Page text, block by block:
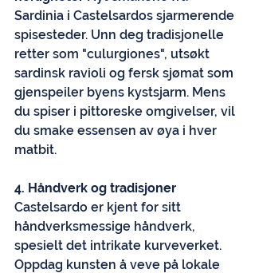
Sardinia i Castelsardos sjarmerende
spisesteder. Unn deg tradisjonelle
retter som "culurgiones", utsøkt
sardinsk ravioli og fersk sjømat som
gjenspeiler byens kystsjarm. Mens
du spiser i pittoreske omgivelser, vil
du smake essensen av øya i hver
matbit.
4. Håndverk og tradisjoner
Castelsardo er kjent for sitt
håndverksmessige håndverk,
spesielt det intrikate kurveverket.
Oppdag kunsten å veve på lokale